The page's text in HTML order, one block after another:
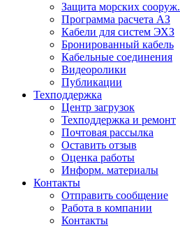
Защита морских сооруж.
Программа расчета АЗ
Кабели для систем ЭХЗ
Бронированный кабель
Кабельные соединения
Видеоролики
Публикации
Техподдержка
Центр загрузок
Техподдержка и ремонт
Почтовая рассылка
Оставить отзыв
Оценка работы
Информ. материалы
Контакты
Отправить сообщение
Работа в компании
Контакты